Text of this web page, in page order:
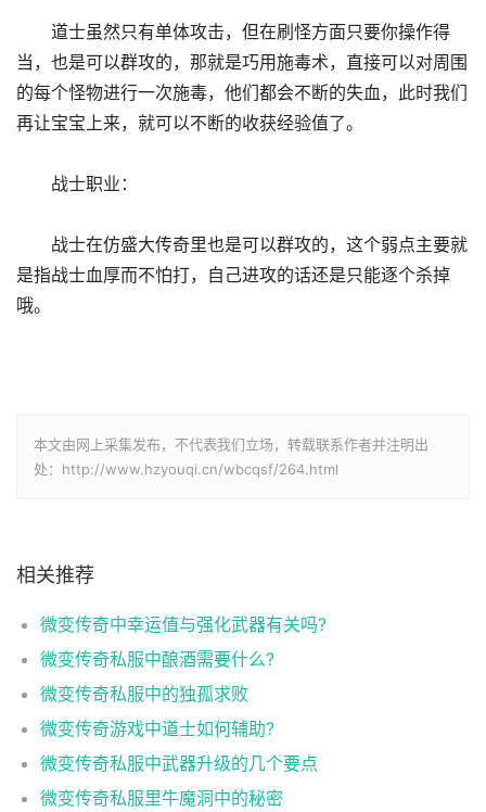
道士虽然只有单体攻击，但在刷怪方面只要你操作得
当，也是可以群攻的，那就是巧用施毒术，直接可以对周围
的每个怪物进行一次施毒，他们都会不断的失血，此时我们
再让宝宝上来，就可以不断的收获经验值了。
战士职业：
战士在仿盛大传奇里也是可以群攻的，这个弱点主要就
是指战士血厚而不怕打，自己进攻的话还是只能逐个杀掉
哦。
本文由网上采集发布，不代表我们立场，转载联系作者并注明出
处：http://www.hzyouqi.cn/wbcqsf/264.html
相关推荐
微变传奇中幸运值与强化武器有关吗?
微变传奇私服中酿酒需要什么?
微变传奇私服中的独孤求败
微变传奇游戏中道士如何辅助?
微变传奇私服中武器升级的几个要点
微变传奇私服里牛魔洞中的秘密